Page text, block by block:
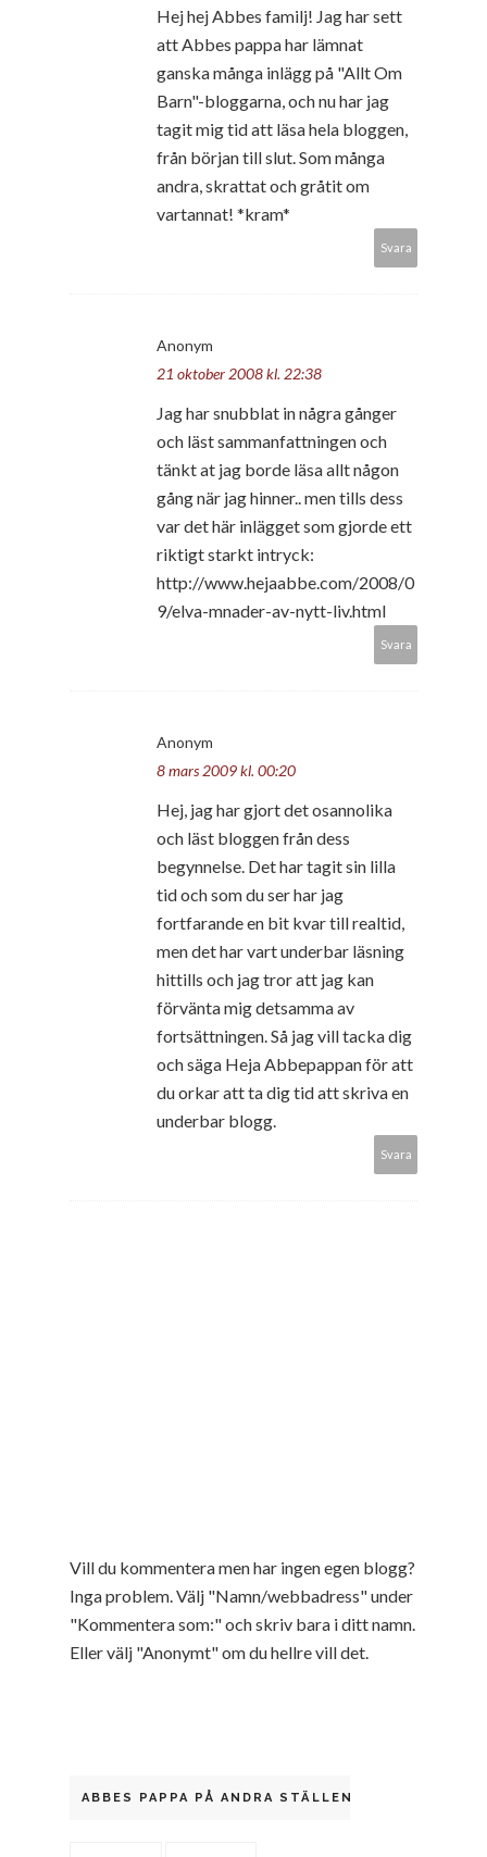
Hej hej Abbes familj! Jag har sett
att Abbes pappa har lämnat
ganska många inlägg på "Allt Om
Barn"-bloggarna, och nu har jag
tagit mig tid att läsa hela bloggen,
från början till slut. Som många
andra, skrattat och gråtit om
vartannat! *kram*
Svara
Anonym
21 oktober 2008 kl. 22:38
Jag har snubblat in några gånger
och läst sammanfattningen och
tänkt at jag borde läsa allt någon
gång när jag hinner.. men tills dess
var det här inlägget som gjorde ett
riktigt starkt intryck:
http://www.hejaabbe.com/2008/0
9/elva-mnader-av-nytt-liv.html
Svara
Anonym
8 mars 2009 kl. 00:20
Hej, jag har gjort det osannolika
och läst bloggen från dess
begynnelse. Det har tagit sin lilla
tid och som du ser har jag
fortfarande en bit kvar till realtid,
men det har vart underbar läsning
hittills och jag tror att jag kan
förvänta mig detsamma av
fortsättningen. Så jag vill tacka dig
och säga Heja Abbepappan för att
du orkar att ta dig tid att skriva en
underbar blogg.
Svara
Vill du kommentera men har ingen egen blogg?
Inga problem. Välj "Namn/webbadress" under
"Kommentera som:" och skriv bara i ditt namn.
Eller välj "Anonymt" om du hellre vill det.
ABBES PAPPA PÅ ANDRA STÄLLEN